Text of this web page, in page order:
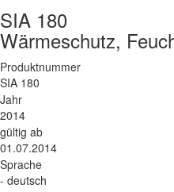
SIA 180
Wärmeschutz,
Produktnummer
SIA 180
Jahr
2014
gültig ab
01.07.2014
Sprache
- deutsch